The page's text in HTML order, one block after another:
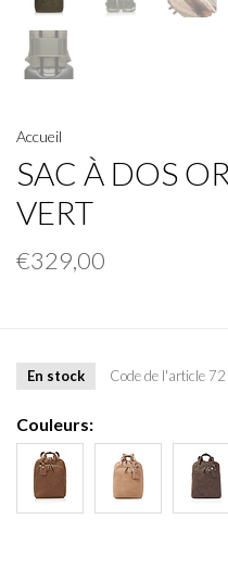
Accueil
SAC À DOS
VERT
€329,00
En stock Code de l'article
Couleurs: